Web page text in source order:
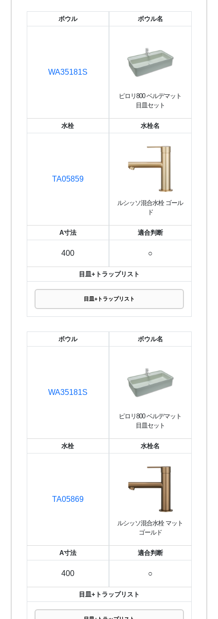
ボウル
WA35181S
ボウル名
ピロリ800 ベルデマット
目皿セット
水栓
TA05859
水栓名
ルシッソ混合水栓 ゴール
ド
A寸法
400
適合判断
○
目皿+トラップリスト
目皿+トラップリスト
ボウル
WA35181S
ボウル名
ピロリ800 ベルデマット
目皿セット
水栓
TA05869
水栓名
ルシッソ混合水栓 マット
ゴールド
A寸法
400
適合判断
○
目皿+トラップリスト